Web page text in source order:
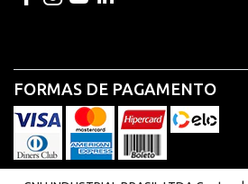
FORMAS DE PAGAMENTO